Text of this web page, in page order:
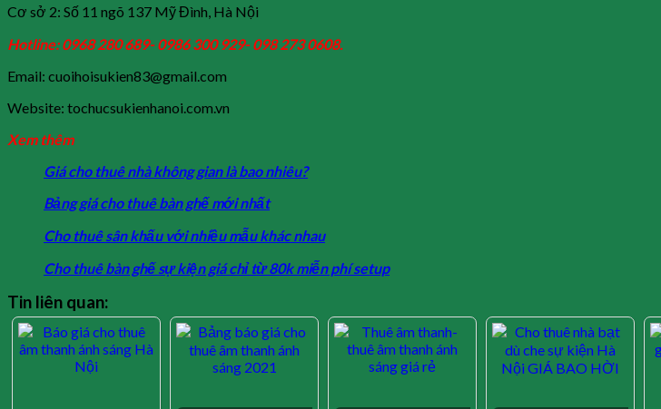
Cơ sở 2: Số 11 ngõ 137 Mỹ Đình, Hà Nội
Hotline: 0968 280 689- 0986 300 929- 098 273 0608.
Email: cuoihoisukien83@gmail.com
Website: tochucsukienhanoi.com.vn
Xem thêm
Giá cho thuê nhà không gian là bao nhiêu?
Bảng giá cho thuê bàn ghế mới nhất
Cho thuê sân khấu với nhiều mẫu khác nhau
Cho thuê bàn ghế sự kiện giá chỉ từ 80k miễn phí setup
Tin liên quan: